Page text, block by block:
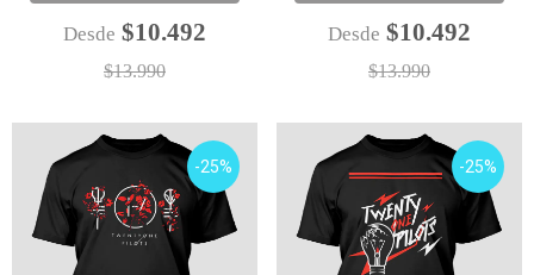
Desde $10.492
$13.990
Desde $10.492
$13.990
-25% -25%